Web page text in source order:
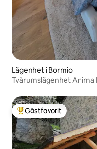
Lägenhet i Bormio
Tvårumslägenhet Anima
Populär gästfavorit
Gästfavorit